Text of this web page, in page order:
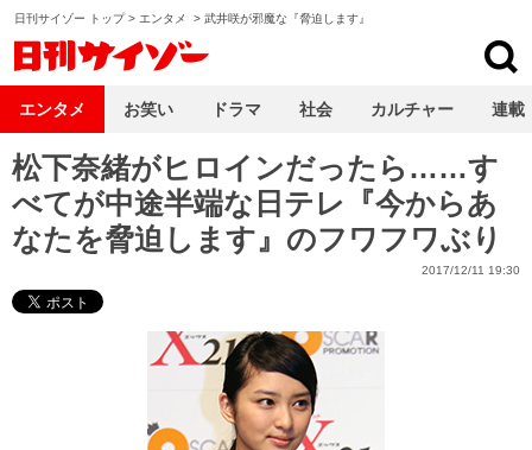
日刊サイゾー トップ> エンタメ > 武井咲が邪魔な『脅迫します』
松下奈緒がヒロインだったら……す
べてが中途半端な日テレ『今からあ
なたを脅迫します』のフワフワぶり
2017/12/11 19:30
エンタメ お笑い ドラマ 社会 カルチャー 連載